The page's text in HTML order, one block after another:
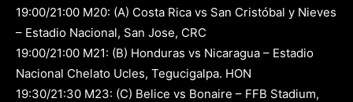
19:00/21:00 M20: (A) Costa Rica vs San Cristóbal y Nieves
– Estadio Nacional, San Jose, CRC
19:00/21:00 M21: (B) Honduras vs Nicaragua – Estadio
Nacional Chelato Ucles, Tegucigalpa. HON
19:30/21:30 M23: (C) Belice vs Bonaire – FFB Stadium,